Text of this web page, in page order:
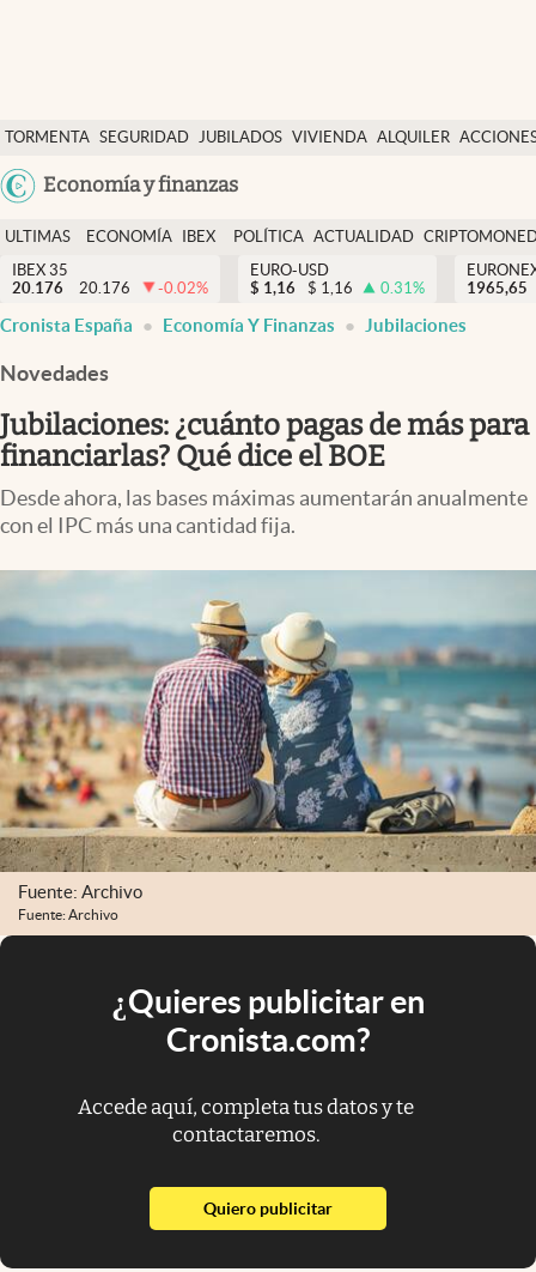
TORMENTA SEGURIDAD JUBILADOS VIVIENDA ALQUILER
USA
Colombia
Economía y finanzas
Economía y finanzas
Política
Actualidad
Criptomonedas
España
ULTIMAS
NOTICIAS
ECONOMÍA
FINANZAS
IBEX
EURO
POLÍTICA ACTUALIDAD
IBEX 35
20.176
20.176 -0.02%
EURO-USD
$ 1,16 $ 1,16 0.31%
1965,65
Cronista España Economía Y Finanzas Jubilaciones
Novedades
Jubilaciones: ¿cuánto pagas de más para
financiarlas? Qué dice el BOE
Desde ahora, las bases máximas aumentarán anualmente
con el IPC más una cantidad fija.
Fuente: Archivo
Fuente: Archivo
¿Quieres publicitar en
Cronista.com?
Accede aquí, completa tus datos y te
contactaremos.
Quiero publicitarabre en nueva pestaña